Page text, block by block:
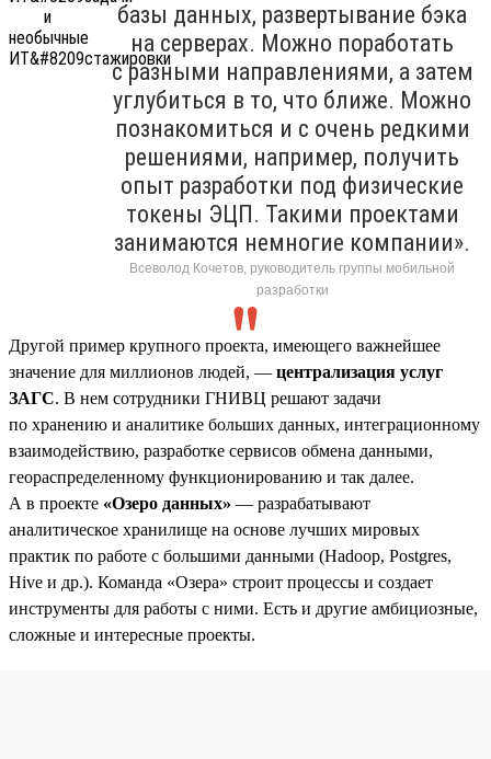
базы данных, развертывание бэка
на серверах. Можно поработать
с разными направлениями, а затем
углубиться в то, что ближе. Можно
познакомиться и с очень редкими
решениями, например, получить
опыт разработки под физические
токены ЭЦП. Такими проектами
занимаются немногие компании».
Всеволод Кочетов, руководитель группы мобильной
разработки
Другой пример крупного проекта, имеющего важнейшее
значение для миллионов людей, — централизация услуг
ЗАГС. В нем сотрудники ГНИВЦ решают задачи
по хранению и аналитике больших данных, интеграционному
взаимодействию, разработке сервисов обмена данными,
геораспределенному функционированию и так далее.
А в проекте «Озеро данных» — разрабатывают
аналитическое хранилище на основе лучших мировых
практик по работе с большими данными (Hadoop, Postgres,
Hive и др.). Команда «Озера» строит процессы и создает
инструменты для работы с ними. Есть и другие амбициозные,
сложные и интересные проекты.